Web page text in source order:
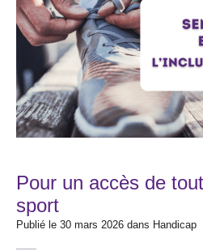
Pour un accès de
sport
Publié le 30 mars 2026 dans Handicap